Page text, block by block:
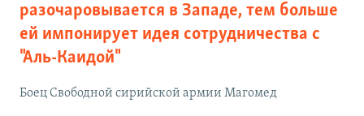
разочаровывается в Западе, тем больше
ей импонирует идея сотрудничества с
"Аль-Каидой"
Боец Свободной сирийской армии Магомед